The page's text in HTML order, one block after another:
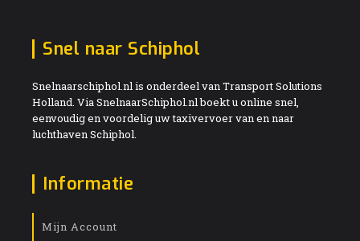
Snel naar Schiphol
Snelnaarschiphol.nl is onderdeel van Transport Solutions
Holland. Via SnelnaarSchiphol.nl boekt u online snel,
eenvoudig en voordelig uw taxivervoer van en naar
luchthaven Schiphol.
Informatie
Mijn Account